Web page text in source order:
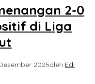
2-0
di Liga
2025oleh Edi